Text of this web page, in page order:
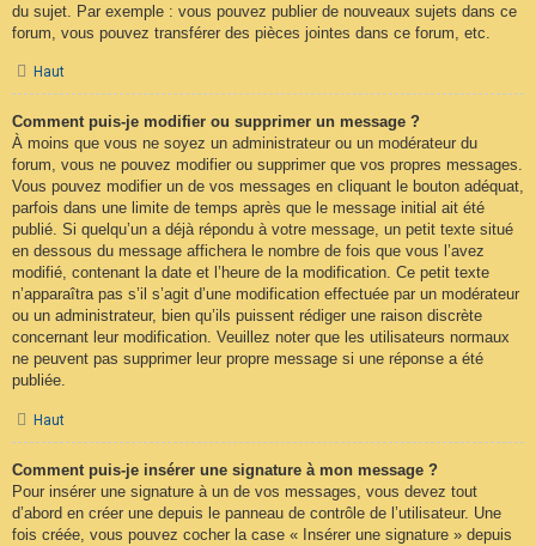
du sujet. Par exemple : vous pouvez publier de nouveaux sujets dans ce
forum, vous pouvez transférer des pièces jointes dans ce forum, etc.
Haut
Comment puis-je modifier ou supprimer un message ?
À moins que vous ne soyez un administrateur ou un modérateur du
forum, vous ne pouvez modifier ou supprimer que vos propres messages.
Vous pouvez modifier un de vos messages en cliquant le bouton adéquat,
parfois dans une limite de temps après que le message initial ait été
publié. Si quelqu’un a déjà répondu à votre message, un petit texte situé
en dessous du message affichera le nombre de fois que vous l’avez
modifié, contenant la date et l’heure de la modification. Ce petit texte
n’apparaîtra pas s’il s’agit d’une modification effectuée par un modérateur
ou un administrateur, bien qu’ils puissent rédiger une raison discrète
concernant leur modification. Veuillez noter que les utilisateurs normaux
ne peuvent pas supprimer leur propre message si une réponse a été
publiée.
Haut
Comment puis-je insérer une signature à mon message ?
Pour insérer une signature à un de vos messages, vous devez tout
d’abord en créer une depuis le panneau de contrôle de l’utilisateur. Une
fois créée, vous pouvez cocher la case « Insérer une signature » depuis